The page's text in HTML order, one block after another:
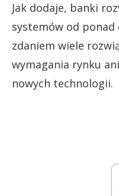
Jak dodaje, banki
systemów od ponad
zdaniem wiele
wymagania rynku
nowych technologii.